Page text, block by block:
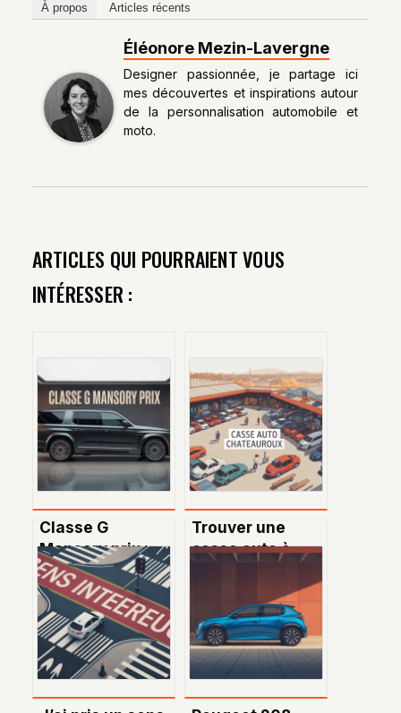
À propos Articles récents
Éléonore Mezin-Lavergne
Designer passionnée, je partage ici
mes découvertes et inspirations autour
de la personnalisation automobile et
moto.
ARTICLES QUI POURRAIENT VOUS
INTÉRESSER :
Classe G
Mansory prix :
tout pour
comprendre les
tarifs et options
Trouver une
casse auto à
guide complet et
astuces locales